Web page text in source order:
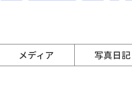
メディア 写真日記